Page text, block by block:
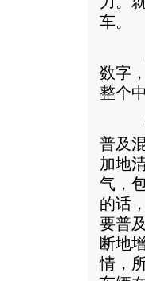
车。
数字
整个
普及
加地
气，
的话
要普
断地
情，